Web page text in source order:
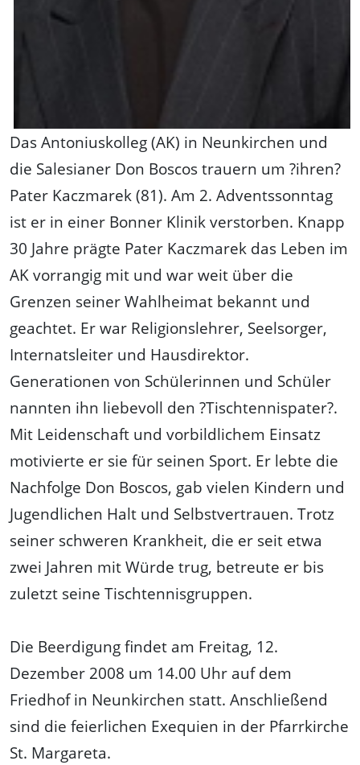
Das Antoniuskolleg (AK) in Neunkirchen und
die Salesianer Don Boscos trauern um ?ihren?
Pater Kaczmarek (81). Am 2. Adventssonntag
ist er in einer Bonner Klinik verstorben. Knapp
30 Jahre prägte Pater Kaczmarek das Leben im
AK vorrangig mit und war weit über die
Grenzen seiner Wahlheimat bekannt und
geachtet. Er war Religionslehrer, Seelsorger,
Internatsleiter und Hausdirektor.
Generationen von Schülerinnen und Schüler
nannten ihn liebevoll den ?Tischtennispater?.
Mit Leidenschaft und vorbildlichem Einsatz
motivierte er sie für seinen Sport. Er lebte die
Nachfolge Don Boscos, gab vielen Kindern und
Jugendlichen Halt und Selbstvertrauen. Trotz
seiner schweren Krankheit, die er seit etwa
zwei Jahren mit Würde trug, betreute er bis
zuletzt seine Tischtennisgruppen.
Die Beerdigung findet am Freitag, 12.
Dezember 2008 um 14.00 Uhr auf dem
Friedhof in Neunkirchen statt. Anschließend
sind die feierlichen Exequien in der Pfarrkirche
St. Margareta.